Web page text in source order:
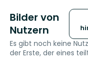
Bilder von
Nutzern
Es gibt noch keine
der Erste, der eines